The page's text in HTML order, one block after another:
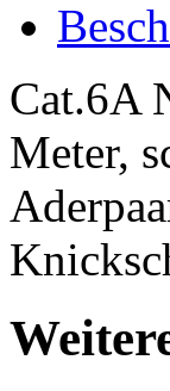
Cat.6A
Meter,